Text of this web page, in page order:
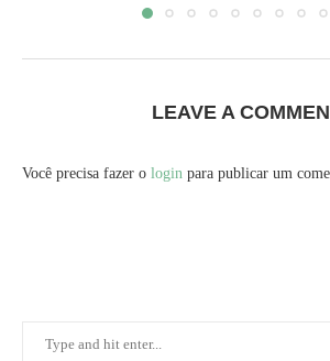
LEAVE A
Você precisa fazer o login para publicar um